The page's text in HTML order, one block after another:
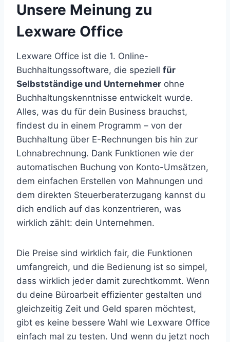
Unsere Meinung zu
Lexware Office
Lexware Office ist die 1. Online-
Buchhaltungssoftware, die speziell für
Selbstständige und Unternehmer ohne
Buchhaltungskenntnisse entwickelt wurde.
Alles, was du für dein Business brauchst,
findest du in einem Programm – von der
Buchhaltung über E-Rechnungen bis hin zur
Lohnabrechnung. Dank Funktionen wie der
automatischen Buchung von Konto-Umsätzen,
dem einfachen Erstellen von Mahnungen und
dem direkten Steuerberaterzugang kannst du
dich endlich auf das konzentrieren, was
wirklich zählt: dein Unternehmen.
Die Preise sind wirklich fair, die Funktionen
umfangreich, und die Bedienung ist so simpel,
dass wirklich jeder damit zurechtkommt. Wenn
du deine Büroarbeit effizienter gestalten und
gleichzeitig Zeit und Geld sparen möchtest,
gibt es keine bessere Wahl wie Lexware Office
einfach mal zu testen. Und wenn du jetzt noch